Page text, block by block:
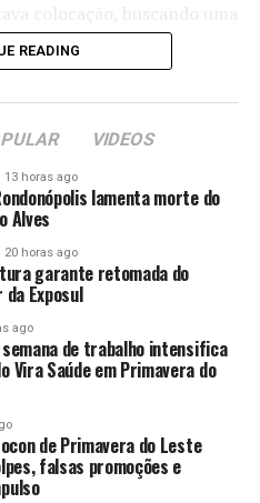
buscando impor seu
bem postado
boa chance foi dos
em um chute
com Everton
obrigaram o goleiro
oportunidades, mostrando
também arriscou,
fora.
o Bragantino
bola parada, com
perto do gol. Do outro
que fez uma
READING
VIDEOS
13 horas ago
lamenta morte do
Alves
20 horas ago
garante retomada do
Exposul
ago
de trabalho intensifica
Vira Saúde em Primavera do
de Primavera do Leste
falsas promoções e